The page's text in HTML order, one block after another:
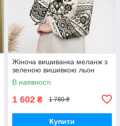
Жіноча вишиванка меланж з
зеленою вишивкою льон
В наявності
1 602 ₴ 1 780 ₴
Купити